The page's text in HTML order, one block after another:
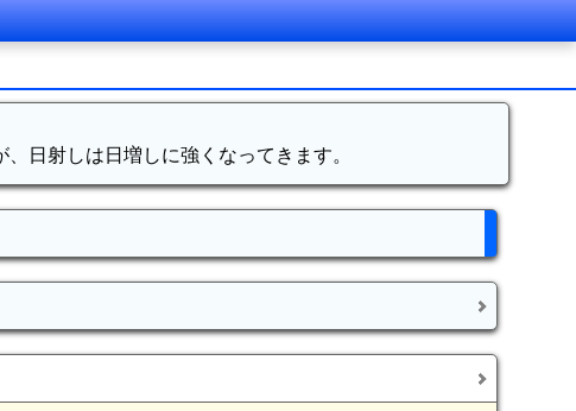
日射しは日増しに強くなってきます。